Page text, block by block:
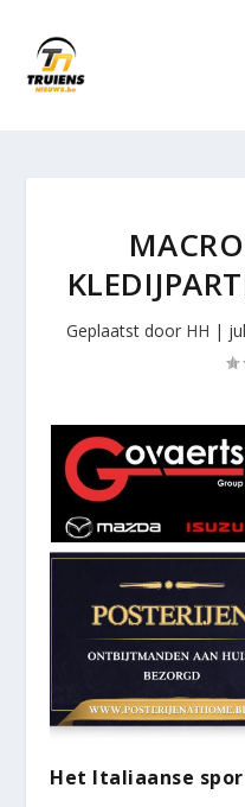
Geplaatst door HH |
Het Italiaanse